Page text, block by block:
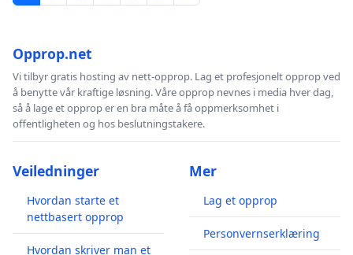
Opprop.net
Vi tilbyr gratis hosting av nett-opprop. Lag et profesjonelt opprop ved
å benytte vår kraftige løsning. Våre opprop nevnes i media hver dag,
så å lage et opprop er en bra måte å få oppmerksomhet i
offentligheten og hos beslutningstakere.
Veiledninger
Hvordan starte et
nettbasert opprop
Hvordan skriver man et
Mer
Lag et opprop
Personvernserklæring